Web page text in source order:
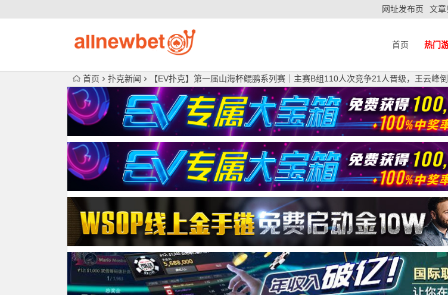
网址发布页 文章
首页 热门
首页 扑克新闻 【EV扑克】第一届山海杯鲲鹏系列赛｜主赛B组110人次竞争21人晋级，王云峰